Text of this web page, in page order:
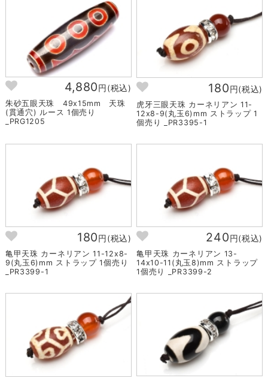
4,880円(税込)
朱砂五眼天珠 49x15mm 天珠
(貫通穴) ルース 1個売り
_PRG1205
180円(税込)
虎牙三眼天珠 カーネリアン 11-
12x8-9(丸玉6)mm ストラップ 1
個売り _PR3395-1
180円(税込)
亀甲天珠 カーネリアン 11-12x8-
9(丸玉6)mm ストラップ 1個売り
_PR3399-1
240円(税込)
亀甲天珠 カーネリアン 13-
14x10-11(丸玉8)mm ストラップ
1個売り _PR3399-2